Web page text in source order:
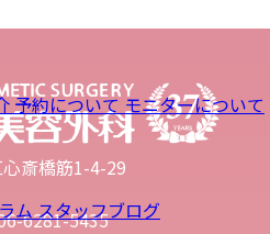
予約についてモニターについて
ムスタッフブログ
斎橋筋1-4-29
6281-5435